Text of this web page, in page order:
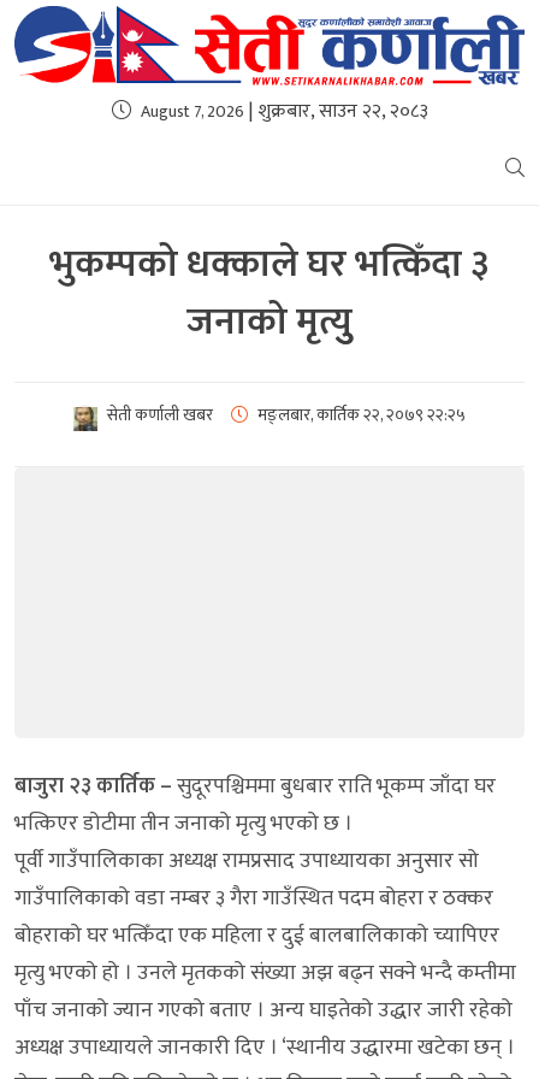
August 7, 2026 | शुक्रबार, साउन २२, २०८३
भुकम्पको धक्काले घर भत्किँदा ३
जनाको मृत्युु
सेती कर्णाली खबर मङ्लबार, कार्तिक २२, २०७९२२:२५
बाजुरा २३ कार्तिक –सुदूरपश्चिममा बुधबार राति भूकम्प जाँदा घर
भत्किएर डोटीमा तीन जनाको मृत्यु भएको छ ।
पूर्वी गाउँपालिकाका अध्यक्ष रामप्रसाद उपाध्यायका अनुसार सो
गाउँपालिकाको वडा नम्बर ३ गैरा गाउँस्थित पदम बोहरा र ठक्कर
बोहराको घर भत्किँदा एक महिला र दुई बालबालिकाको च्यापिएर
मृत्यु भएको हो । उनले मृतकको संख्या अझ बढ्न सक्ने भन्दै कम्तीमा
पाँच जनाको ज्यान गएको बताए । अन्य घाइतेको उद्धार जारी रहेको
अध्यक्ष उपाध्यायले जानकारी दिए । ‘स्थानीय उद्धारमा खटेका छन् ।